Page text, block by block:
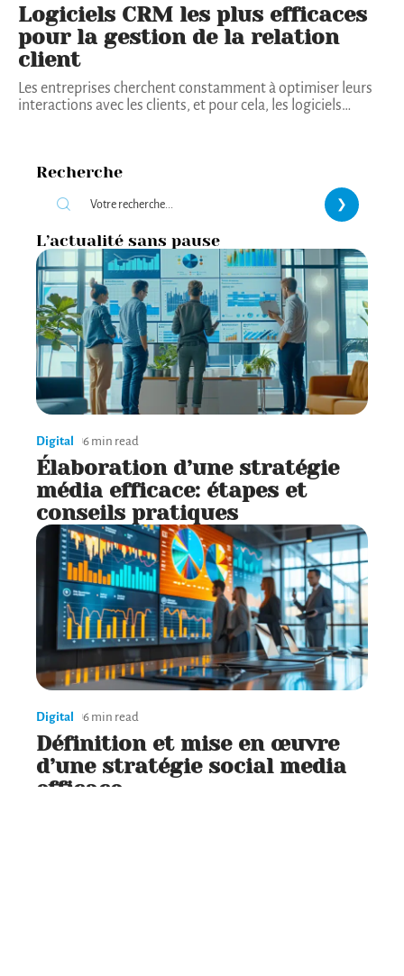
Logiciels CRM les plus efficaces
pour la gestion de la relation
client
Les entreprises cherchent constamment à optimiser leurs
interactions avec les clients, et pour cela, les logiciels…
Recherche
L’actualité sans pause
Digital 6 min read
Élaboration d’une stratégie
média efficace: étapes et
conseils pratiques
Digital 6 min read
Définition et mise en œuvre
d’une stratégie social media
efficace